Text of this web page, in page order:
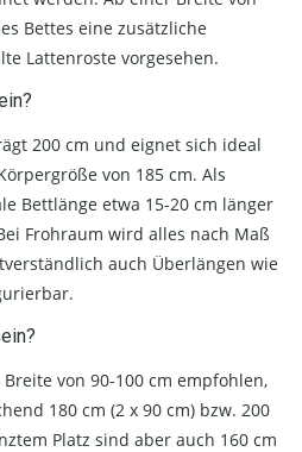
Bettes eine zusätzliche
Lattenroste vorgesehen.
200 cm und eignet sich ideal
von 185 cm. Als
Bettlänge etwa 15-20 cm länger
Frohraum wird alles nach Maß
auch Überlängen wie
von 90-100 cm empfohlen,
180 cm (2 x 90 cm) bzw. 200
Platz sind aber auch 160 cm